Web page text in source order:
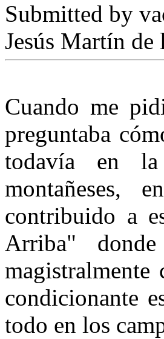
Submitted by
Jesús Martín de
Cuando me
preguntaba
todavía en la
montañeses,
contribuido a
Arri­ba"
condicionante
todo en los